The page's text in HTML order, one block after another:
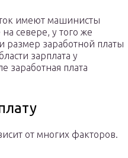
имеют машинисты
севере, у того же
размер заработной платы
зарплата у
заработная плата
от многих факторов.